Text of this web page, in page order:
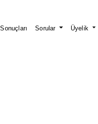
Sorular Üyelik